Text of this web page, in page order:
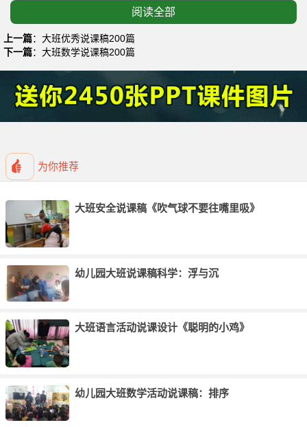
水的秘密（幼儿园大班科学说课稿）
大班科学说课稿：镜头里的我们
幼儿园大班科学活动《认识人民币》说课稿
幼儿园大班科学说课稿：彩色的阳光
物体怎样移动_幼儿园大班科学说课稿
怎样使小铁块不下沉_幼儿园大班科学说课稿
大班优秀科学说课稿《颜色变变变》
大班科学活动说课稿《动物的自我保护》
大班科学说课稿模板《顽皮的影子》
大班科学说课稿模板《桥》
幼儿园科学说课稿模板《沉与浮》
大班科学说课稿模板《乌鸦喝水》
大班科学精品说课稿《茎输送水》
大班科学说课稿模板《黄豆宝宝变魔术》
阅读全部
上一篇： 大班优秀说课稿200篇
下一篇： 大班数学说课稿200篇
为你推荐
大班安全说课稿《吹气球不要往嘴里吸》
幼儿园大班说课稿科学：浮与沉
大班语言活动说课设计《聪明的小鸡》
幼儿园大班数学活动说课稿：排序